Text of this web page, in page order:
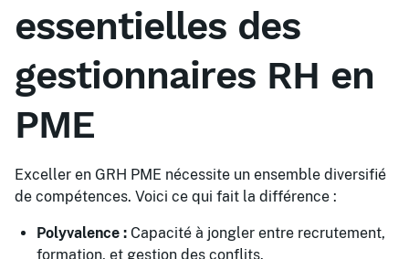
essentielles des
gestionnaires RH en
PME
Exceller en GRH PME nécessite un ensemble diversifié
de compétences. Voici ce qui fait la différence :
Polyvalence : Capacité à jongler entre recrutement,
formation, et gestion des conflits.